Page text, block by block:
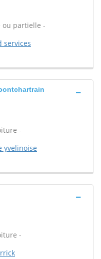
ou partielle -
services
-
yvelinoise
-